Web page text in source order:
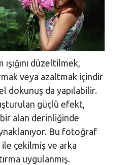
düzeltilmek,
veya azaltmak içindir
dokunuş da yapılabilir.
güçlü efekt,
alan derinliğinde
Bu fotoğraf
ile çekilmiş ve arka
uygulanmış.